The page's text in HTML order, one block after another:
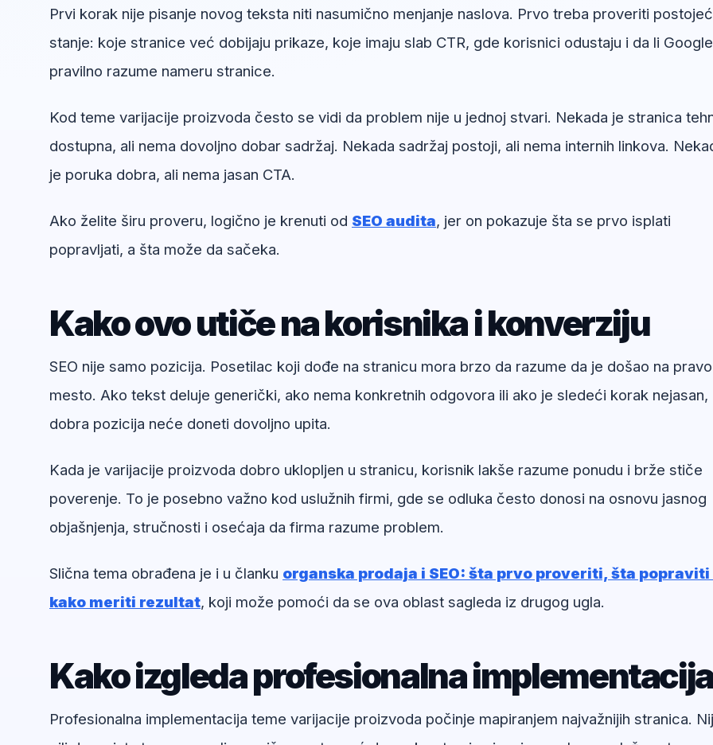
Prvi korak nije pisanje novog teksta niti nasumično menjanje naslova. Prvo treba proveriti
stanje: koje stranice već dobijaju prikaze, koje imaju slab CTR, gde korisnici odustaju i da li Google
pravilno razume nameru stranice.
Kod teme varijacije proizvoda često se vidi da problem nije u jednoj stvari. Nekada je stranica
dostupna, ali nema dovoljno dobar sadržaj. Nekada sadržaj postoji, ali nema internih linkova.
je poruka dobra, ali nema jasan CTA.
Ako želite širu proveru, logično je krenuti od SEO audita, jer on pokazuje šta se prvo isplati
popravljati, a šta može da sačeka.
Kako ovo utiče na korisnika i konverziju
SEO nije samo pozicija. Posetilac koji dođe na stranicu mora brzo da razume da je došao na pravo
mesto. Ako tekst deluje generički, ako nema konkretnih odgovora ili ako je sledeći korak nejasan,
dobra pozicija neće doneti dovoljno upita.
Kada je varijacije proizvoda dobro uklopljen u stranicu, korisnik lakše razume ponudu i brže stiče
poverenje. To je posebno važno kod uslužnih firmi, gde se odluka često donosi na osnovu jasnog
objašnjenja, stručnosti i osećaja da firma razume problem.
Slična tema obrađena je i u članku organska prodaja i SEO: šta prvo proveriti, šta popraviti
kako meriti rezultat, koji može pomoći da se ova oblast sagleda iz drugog ugla.
Kako izgleda profesionalna
Profesionalna implementacija teme varijacije proizvoda počinje mapiranjem najvažnijih stranica.